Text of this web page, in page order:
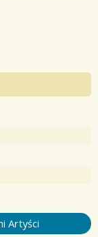
Artyści